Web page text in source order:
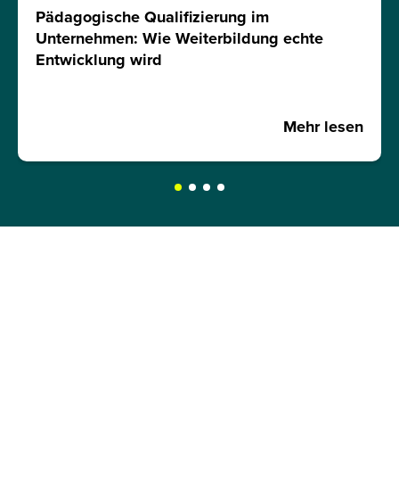
Pädagogische Qualifizierung im
Unternehmen: Wie Weiterbildung echte
Entwicklung wird
Mehr lesen